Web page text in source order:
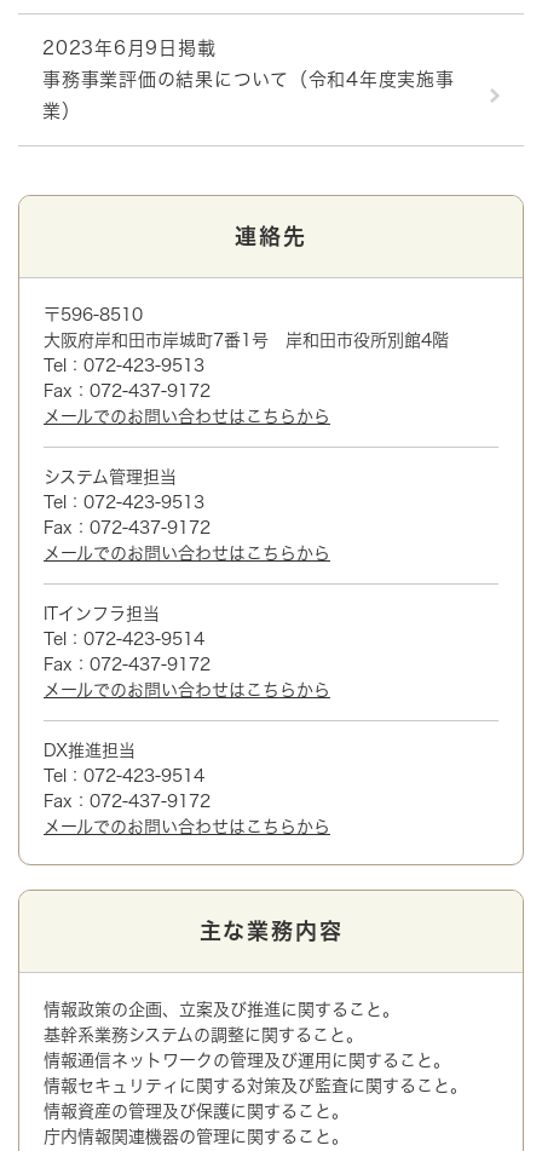
2023年6月9日掲載
事務事業評価の結果について（令和4年度実施事
業）
連絡先
〒596-8510
大阪府岸和田市岸城町7番1号 岸和田市役所別館4階
Tel：072-423-9513
Fax：072-437-9172
メールでのお問い合わせはこちらから
システム管理担当
Tel：072-423-9513
Fax：072-437-9172
メールでのお問い合わせはこちらから
ITインフラ担当
Tel：072-423-9514
Fax：072-437-9172
メールでのお問い合わせはこちらから
DX推進担当
Tel：072-423-9514
Fax：072-437-9172
メールでのお問い合わせはこちらから
主な業務内容
情報政策の企画、立案及び推進に関すること。
基幹系業務システムの調整に関すること。
情報通信ネットワークの管理及び運用に関すること。
情報セキュリティに関する対策及び監査に関すること。
情報資産の管理及び保護に関すること。
庁内情報関連機器の管理に関すること。